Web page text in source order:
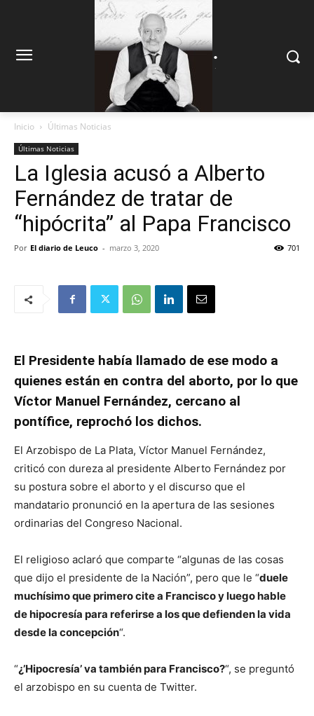
.
Inicio Últimas Noticias
Últimas Noticias
La Iglesia acusó a Alberto
Fernández de tratar de
“hipócrita” al Papa Francisco
Por El diario de Leuco - marzo 3, 2020 701
El Presidente había llamado de ese modo a
quienes están en contra del aborto, por lo que
Víctor Manuel Fernández, cercano al
pontífice, reprochó los dichos.
El Arzobispo de La Plata, Víctor Manuel Fernández,
criticó con dureza al presidente Alberto Fernández por
su postura sobre el aborto y el discurso que el
mandatario pronunció en la apertura de las sesiones
ordinarias del Congreso Nacional.
El religioso aclaró que comparte “algunas de las cosas
que dijo el presidente de la Nación”, pero que le “duele
muchísimo que primero cite a Francisco y luego hable
de hipocresía para referirse a los que defienden la vida
desde la concepción“.
“¿’Hipocresía’ va también para Francisco?“, se preguntó
el arzobispo en su cuenta de Twitter.